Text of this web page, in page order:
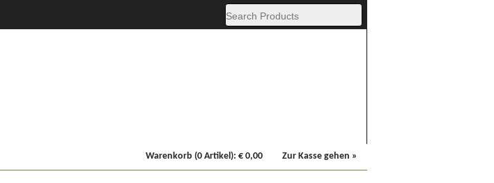
Zur Kasse gehen »
Warenkorb (0 Artikel): € 0,00